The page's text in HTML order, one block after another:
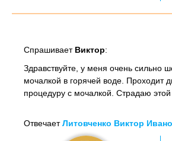
Спрашивает Виктор:
Здравствуйте, у меня очень сильно
мочалкой в горячей воде. Проходит
процедуру с мочалкой. Страдаю
ОтвечаетЛитовченко Виктор